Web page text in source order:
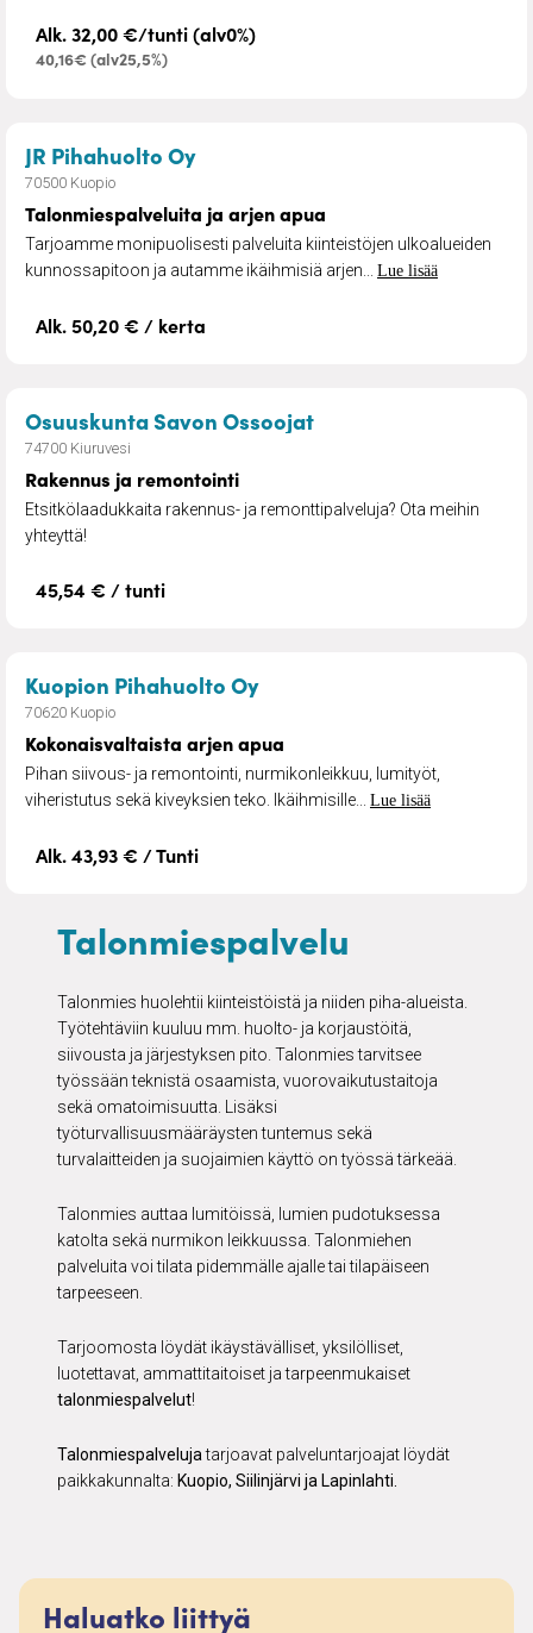
Alk. 32,00 €/tunti (alv0%)
40,16€ (alv25,5%)
JR Pihahuolto Oy– Talonmiespalveluita ja arjen
70500 Kuopio
Talonmiespalveluita ja arjen apua
Tarjoamme monipuolisesti palveluita kiinteistöjen ulkoalueiden
kunnossapitoon ja autamme ikäihmisiä arjen... Lue lisää
Alk. 50,20 € / kerta
Osuuskunta Savon Ossoojat– Rakennus ja
74700 Kiuruvesi
Rakennus ja remontointi
Etsitkölaadukkaita rakennus- ja remonttipalveluja? Ota meihin
yhteyttä!
45,54 € / tunti
Kuopion Pihahuolto Oy– Kokonaisvaltaista arjen
70620 Kuopio
Kokonaisvaltaista arjen apua
Pihan siivous- ja remontointi, nurmikonleikkuu, lumityöt,
viheristutus sekä kiveyksien teko. Ikäihmisille... Lue lisää
Alk. 43,93 € / Tunti
Talonmiespalvelu
Talonmies huolehtii kiinteistöistä ja niiden piha-alueista.
Työtehtäviin kuuluu mm. huolto- ja korjaustöitä,
siivousta ja järjestyksen pito. Talonmies tarvitsee
työssään teknistä osaamista, vuorovaikutustaitoja
sekä omatoimisuutta. Lisäksi
työturvallisuusmääräysten tuntemus sekä
turvalaitteiden ja suojaimien käyttö on työssä tärkeää.
Talonmies auttaa lumitöissä, lumien pudotuksessa
katolta sekä nurmikon leikkuussa. Talonmiehen
palveluita voi tilata pidemmälle ajalle tai tilapäiseen
tarpeeseen.
Tarjoomosta löydät ikäystävälliset, yksilölliset,
luotettavat, ammattitaitoiset ja tarpeenmukaiset
talonmiespalvelut!
Talonmiespalvelujatarjoavat palveluntarjoajat löydät
paikkakunnalta: Kuopio, Siilinjärvi ja Lapinlahti.
Haluatko liittyä